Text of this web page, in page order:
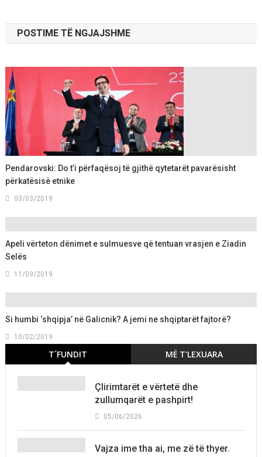
POSTIME TË NGJAJSHME
Pendarovski: Do t’i përfaqësoj të gjithë qytetarët pavarësisht
përkatësisë etnike
03/03/2019
Apeli vërteton dënimet e sulmuesve që tentuan vrasjen e Ziadin
Selës
11/09/2019
Si humbi ‘shqipja’ në Galicnik? A jemi ne shqiptarët fajtorë?
10/02/2019
T´FUNDIT MË T'LEXUARA
Çlirimtarët e vërtetë dhe
zullumqarët e pashpirt!
05/06/2026
Vajza ime tha ai, me zë të thyer.